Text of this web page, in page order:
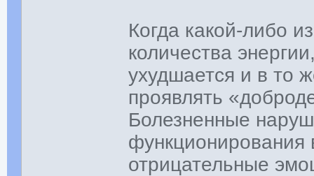
Когда какой-либо
количества
ухудшается и в то
проявлять
Болезненные
функционирования
отрицательные